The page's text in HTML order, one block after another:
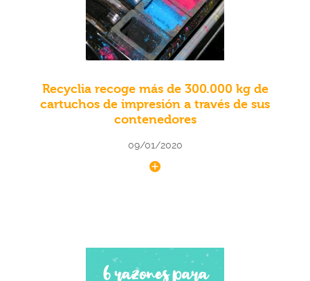
Recyclia recoge más de 300.000 kg de
cartuchos de impresión a través de sus
contenedores
09/01/2020